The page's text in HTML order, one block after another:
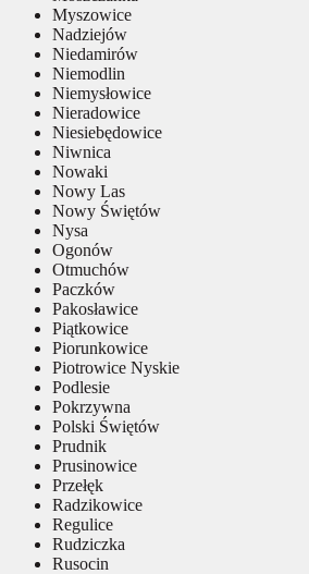
Myszowice
Nadziejów
Niedamirów
Niemodlin
Niemysłowice
Nieradowice
Niesiebędowice
Niwnica
Nowaki
Nowy Las
Nowy Świętów
Nysa
Ogonów
Otmuchów
Paczków
Pakosławice
Piątkowice
Piorunkowice
Piotrowice Nyskie
Podlesie
Pokrzywna
Polski Świętów
Prudnik
Prusinowice
Przełęk
Radzikowice
Regulice
Rudziczka
Rusocin